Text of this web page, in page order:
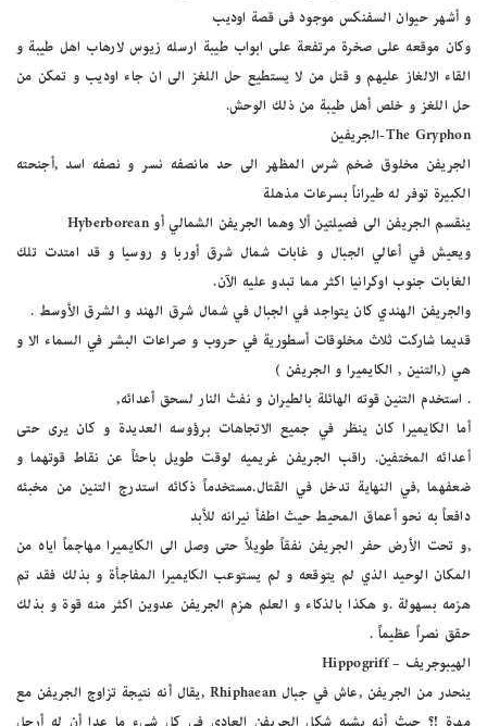
و أشهر حيوان السفنكس موجود فى قصة اوديب
وكان موقعه على صخرة مرتفعة على ابواب طيبة ارسله زيوس لارهاب اهل طيبة و
القاء الالغاز عليهم و قتل من لا يستطيع حل اللغز الى ان جاء اوديب و تمكن من
حل اللغز و خلص أهل طيبة من ذلك الوحش.
The Gryphon-الجريفين
الجريفن مخلوق ضخم شرس المظهر الى حد مانصفه نسر و نصفه اسد ,أجنحته
الكبيرة توفر له طيراناً بسرعات مذهلة
ينقسم الجريفن الى فصيلتين ألا وهما الجريفن الشمالي أو Hyberborean
ويعيش في أعالي الجبال و غابات شمال شرق أوربا و روسيا و قد امتدت تلك
الغابات جنوب اوكرانيا اكثر مما تبدو عليه الآن.
والجريفن الهندي كان يتواجد في الجبال في شمال شرق الهند و الشرق الأوسط .
قديما شاركت ثلاث مخلوقات أسطورية في حروب و صراعات البشر في السماء الا و
هي (,التنين , الكايميرا و الجريفن )
. استخدم التنين قوته الهائلة بالطيران و نفث النار لسحق أعدائه,
أما الكايميرا كان ينظر في جميع الاتجاهات برؤوسه العديدة و كان يرى حتى
أعدائه المختفين. راقب الجريفن غريميه لوقت طويل باحثاً عن نقاط قوتهما و
ضعفهما ,في النهاية تدخل في القتال.مستخدماً ذكائه استدرج التنين من مخبئه
دافعاً به نحو أعماق المحيط حيث اطفأ نيرانه للأبد
,و تحت الأرض حفر الجريفن نفقاً طويلاً حتى وصل الى الكايميرا مهاجماً اياه من
المكان الوحيد الذي لم يتوقعه و لم يستوعب الكايميرا المفاجأة و بذلك فقد تم
هزمه بسهولة .و هكذا بالذكاء و العلم هزم الجريفن عدوين اكثر منه قوة و بذلك
حقق نصراً عظيماً .
الهيبوجريف – Hippogriff
ينحدر من الجريفن ,عاش في جبال Rhiphaean ,يقال أنه نتيجة تزاوج الجريفن مع